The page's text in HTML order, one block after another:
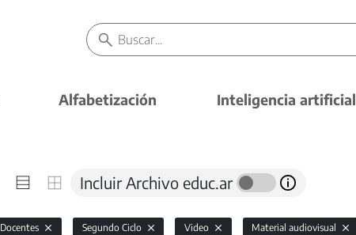
Alfabetización Inteligencia artificial
Incluir Archivo educ.ar
Docentes Segundo Ciclo Video Material audiovisual